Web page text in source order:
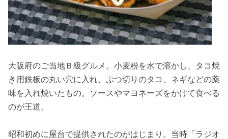
大阪府のご当地Ｂ級グルメ。小麦粉を水で溶かし、タコ焼
き用鉄板の丸い穴に入れ、ぶつ切りのタコ、ネギなどの薬
味を入れ焼いたもの。ソースやマヨネーズをかけて食べる
のが王道。
昭和初めに屋台で提供されたのがはじまり。当時「ラジオ